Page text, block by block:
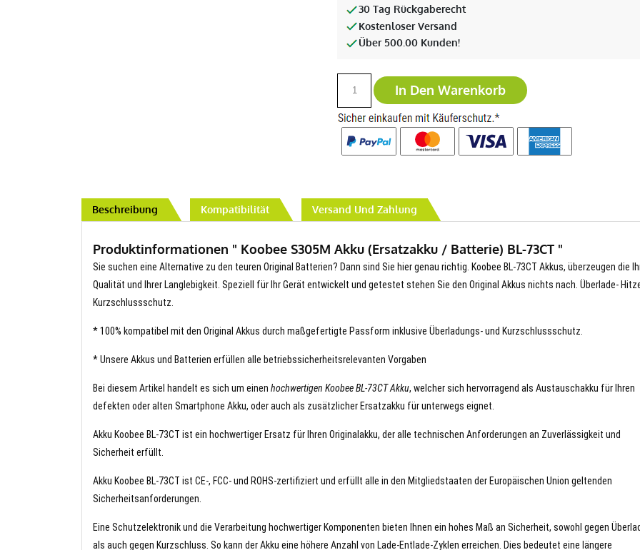
30 Tag Rückgaberecht
Kostenloser Versand
Über 500.00 Kunden!
In Den Warenkorb
Beschreibung Kompatibilität Versand Und Zahlung
Produktinformationen " Koobee S305M Akku (Ersatzakku / Batterie) BL-73CT "
Sie suchen eine Alternative zu den teuren Original Batterien? Dann sind Sie hier genau richtig. Koobee BL-73CT Akkus, überzeugen die
Qualität und Ihrer Langlebigkeit. Speziell für Ihr Gerät entwickelt und getestet stehen Sie den Original Akkus nichts nach. Überlade-
Kurzschlussschutz.
* 100% kompatibel mit den Original Akkus durch maßgefertigte Passform inklusive Überladungs- und Kurzschlussschutz.
* Unsere Akkus und Batterien erfüllen alle betriebssicherheitsrelevanten Vorgaben
Bei diesem Artikel handelt es sich um einen hochwertigen Koobee BL-73CT Akku, welcher sich hervorragend als Austauschakku für Ihren
defekten oder alten Smartphone Akku, oder auch als zusätzlicher Ersatzakku für unterwegs eignet.
Akku Koobee BL-73CT ist ein hochwertiger Ersatz für Ihren Originalakku, der alle technischen Anforderungen an Zuverlässigkeit und
Sicherheit erfüllt.
Akku Koobee BL-73CT ist CE-, FCC- und ROHS-zertifiziert und erfüllt alle in den Mitgliedstaaten der Europäischen Union geltenden
Sicherheitsanforderungen.
Eine Schutzelektronik und die Verarbeitung hochwertiger Komponenten bieten Ihnen ein hohes Maß an Sicherheit, sowohl gegen
als auch gegen Kurzschluss. So kann der Akku eine höhere Anzahl von Lade-Entlade-Zyklen erreichen. Dies bedeutet eine längere